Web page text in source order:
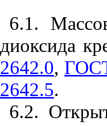
6.1.
диоксида
2642.0,
2642.5.
6.2.